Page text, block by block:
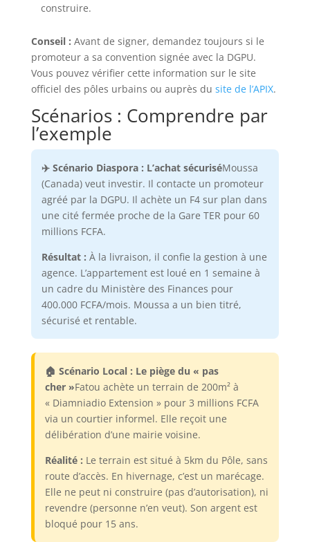
construire.
Conseil : Avant de signer, demandez toujours si le
promoteur a sa convention signée avec la DGPU.
Vous pouvez vérifier cette information sur le site
officiel des pôles urbains ou auprès du site de l’APIX.
Scénarios : Comprendre par
l’exemple
✈️ Scénario Diaspora : L’achat sécuriséMoussa
(Canada) veut investir. Il contacte un promoteur
agréé par la DGPU. Il achète un F4 sur plan dans
une cité fermée proche de la Gare TER pour 60
millions FCFA.
Résultat : À la livraison, il confie la gestion à une
agence. L’appartement est loué en 1 semaine à
un cadre du Ministère des Finances pour
400.000 FCFA/mois. Moussa a un bien titré,
sécurisé et rentable.
🏠 Scénario Local : Le piège du « pas
cher »Fatou achète un terrain de 200m² à
« Diamniadio Extension » pour 3 millions FCFA
via un courtier informel. Elle reçoit une
délibération d’une mairie voisine.
Réalité : Le terrain est situé à 5km du Pôle, sans
route d’accès. En hivernage, c’est un marécage.
Elle ne peut ni construire (pas d’autorisation), ni
revendre (personne n’en veut). Son argent est
bloqué pour 15 ans.